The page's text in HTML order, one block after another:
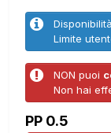
Limite
NON puoi
Non hai
PP 0.5